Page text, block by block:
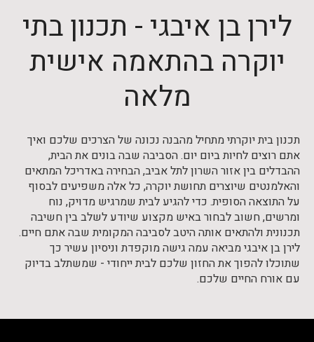
לירן בן איבגי - תכנון בתי
יוקרה בהתאמה אישית
מלאה
תכנון בית יוקרתי מתחיל מהבנה נכונה של הצרכים שלכם ואיך
אתם רוצים לחיות ביום יום. הסביבה שבה בונים את הבית,
ההבדלים בין אזור השרון לתל אביב, הבחירה באדריכל המתאים
והאלמנטים שיוצרים תחושת יוקרה, כל אלה משפיעים לבסוף
על התוצאה הסופית. כדי להגיע לבית שמרגיש מדויק, נוח
ומרשים, חשוב לבחור באיש מקצוע שיודע לשלב בין חשיבה
תכנונית ולהתאים אותה היטב לסביבה המקומית שבה אתם חיים.
לירן בן איבגי מביאה עמה גישה מוקפדת וניסיון עשיר כך
שתוכלו להפוך את החזון שלכם לבית ייחודי - שמשתלב בדיוק
עם אורח החיים שלכם.